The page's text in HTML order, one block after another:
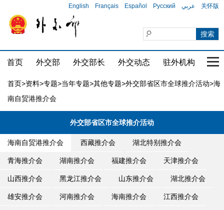
English Français Español Русский عربي 关怀版
首页 外交部 外交部长 外交动态 驻外机构 国
首页>资料>专题>当年专题>其他专题>外交部省区市全球推介活动>海
南自贸港推介会
外交部省区市全球推介活动
海南自贸港推介会 西藏推介会 湖北特别推介会
青海推介会 湖南推介会 福建推介会 天津推介会
山西推介会 黑龙江推介会 山东推介会 湖北推介会
雄安推介会 河南推介会 海南推介会 江西推介会